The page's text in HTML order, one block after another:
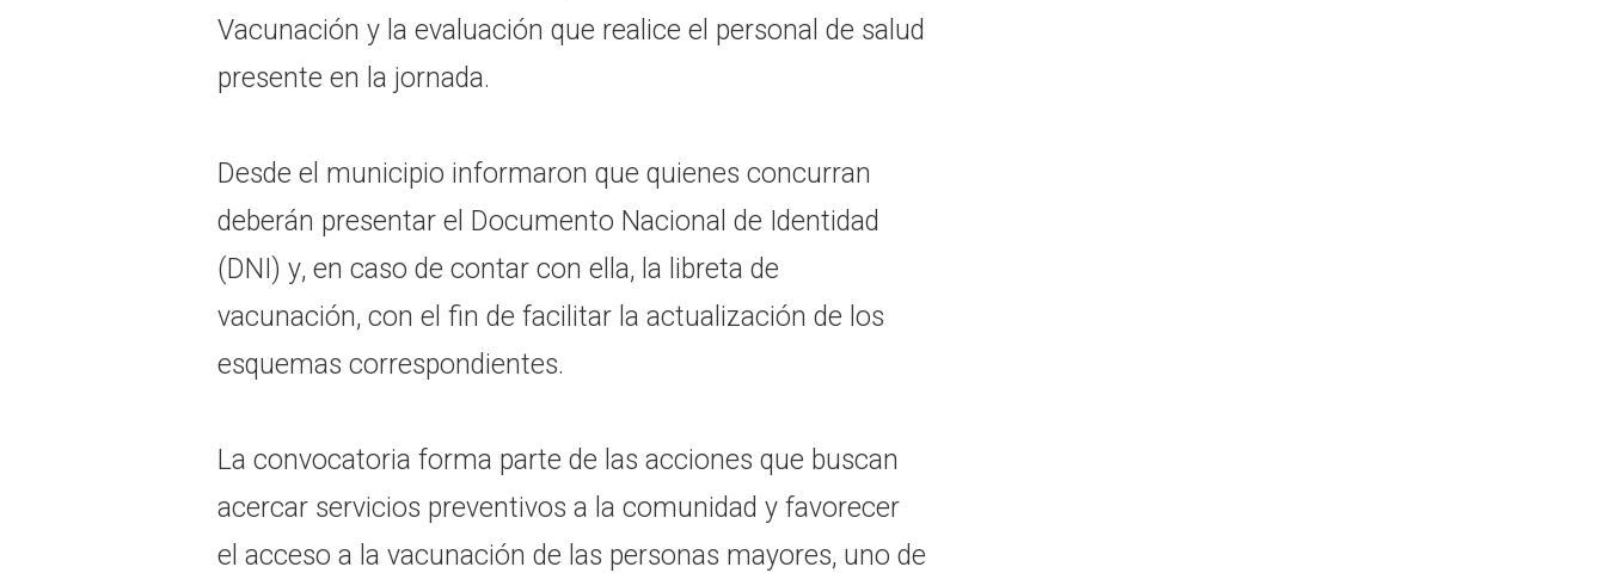
Vacunación y la evaluación que realice el personal de salud
presente en la jornada.
Desde el municipio informaron que quienes concurran
deberán presentar el Documento Nacional de Identidad
(DNI) y, en caso de contar con ella, la libreta de
vacunación, con el fin de facilitar la actualización de los
esquemas correspondientes.
La convocatoria forma parte de las acciones que buscan
acercar servicios preventivos a la comunidad y favorecer
el acceso a la vacunación de las personas mayores, uno de